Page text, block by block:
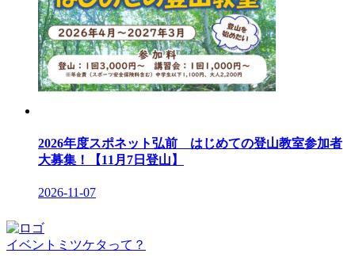
2026年度スポネット弘前 はじめての登山教室参加者
大募集！【11月7日登山】
2026-11-07
イベントミツケタって？